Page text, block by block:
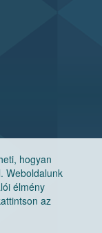
hogyan
Weboldalunk
élmény
az